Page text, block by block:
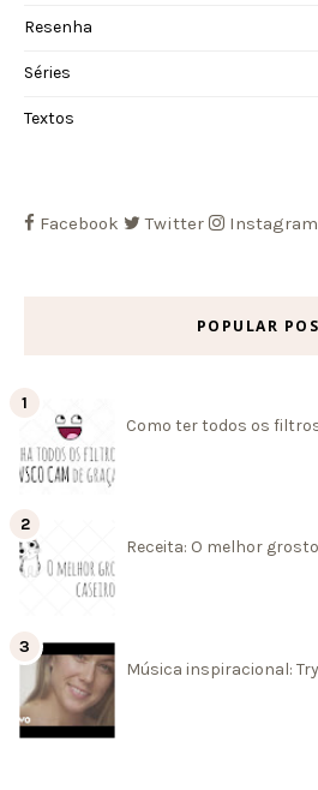
Resenha
Séries
Textos
Facebook Twitter Instagram
POPULAR
Como ter todos os filtros
Receita: O melhor
Música inspiracional: